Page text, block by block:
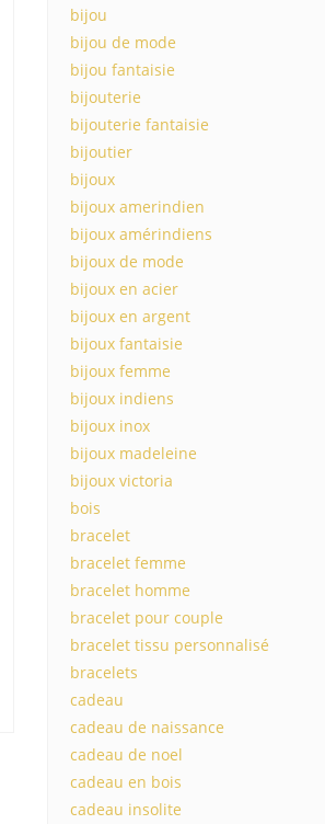
bijou
bijou de mode
bijou fantaisie
bijouterie
bijouterie fantaisie
bijoutier
bijoux
bijoux amerindien
bijoux amérindiens
bijoux de mode
bijoux en acier
bijoux en argent
bijoux fantaisie
bijoux femme
bijoux indiens
bijoux inox
bijoux madeleine
bijoux victoria
bois
bracelet
bracelet femme
bracelet homme
bracelet pour couple
bracelet tissu personnalisé
bracelets
cadeau
cadeau de naissance
cadeau de noel
cadeau en bois
cadeau insolite